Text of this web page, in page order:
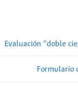
Evaluación “doble
Formulario